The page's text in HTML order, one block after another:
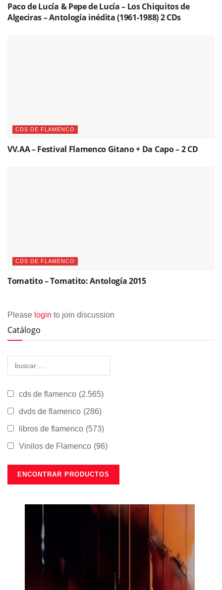
Paco de Lucía & Pepe de Lucía – Los Chiquitos de
Algeciras – Antología inédita (1961-1988) 2 CDs
CDS DE FLAMENCO
VV.AA – Festival Flamenco Gitano + Da Capo – 2 CD
CDS DE FLAMENCO
Tomatito – Tomatito: Antología 2015
Please login to join discussion
Catálogo
cds de flamenco (2.565)
dvds de flamenco (286)
libros de flamenco (573)
Vinilos de Flamenco (96)